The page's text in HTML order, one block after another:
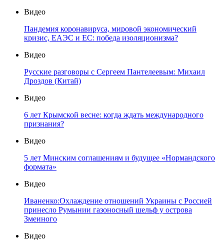
Видео
Пандемия коронавируса, мировой экономический
кризис, ЕАЭС и ЕС: победа изоляционизма?
Видео
Русские разговоры с Сергеем Пантелеевым: Михаил
Дроздов (Китай)
Видео
6 лет Крымской весне: когда ждать международного
признания?
Видео
5 лет Минским соглашениям и будущее «Нормандского
формата»
Видео
Иваненко:Охлаждение отношений Украины с Россией
принесло Румынии газоносный шельф у острова
Змеиного
Видео